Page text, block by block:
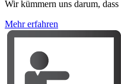
Wir kümmern uns darum,
Mehr erfahren